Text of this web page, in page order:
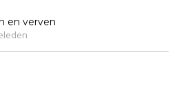
en verven